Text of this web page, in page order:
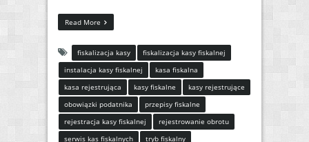
Read More
fiskalizacja kasy
fiskalizacja kasy fiskalnej
instalacja kasy fiskalnej
kasa fiskalna
kasa rejestrująca
kasy fiskalne
kasy rejestrujące
obowiązki podatnika
przepisy fiskalne
rejestracja kasy fiskalnej
rejestrowanie obrotu
serwis kas fiskalnych
tryb fiskalny